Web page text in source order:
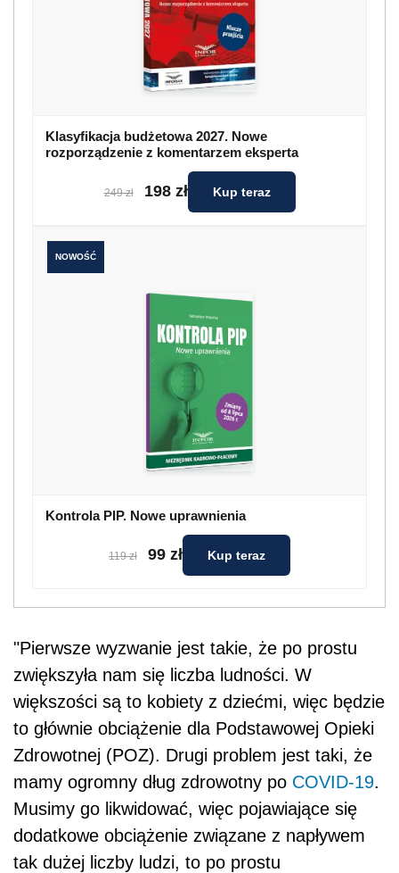
Klasyfikacja budżetowa 2027. Nowe
rozporządzenie z komentarzem eksperta
249 zł 198 zł Kup teraz
NOWOŚĆ
Kontrola PIP. Nowe uprawnienia
119 zł 99 zł Kup teraz
"Pierwsze wyzwanie jest takie, że po prostu
zwiększyła nam się liczba ludności. W
większości są to kobiety z dziećmi, więc będzie
to głównie obciążenie dla Podstawowej Opieki
Zdrowotnej (POZ). Drugi problem jest taki, że
mamy ogromny dług zdrowotny po COVID-19.
Musimy go likwidować, więc pojawiające się
dodatkowe obciążenie związane z napływem
tak dużej liczby ludzi, to po prostu